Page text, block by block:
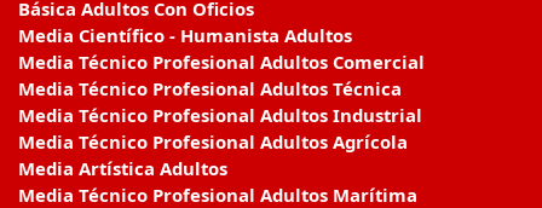
Básica Adultos Con Oficios
Media Científico - Humanista Adultos
Media Técnico Profesional Adultos Comercial
Media Técnico Profesional Adultos Técnica
Media Técnico Profesional Adultos Industrial
Media Técnico Profesional Adultos Agrícola
Media Artística Adultos
Media Técnico Profesional Adultos Marítima